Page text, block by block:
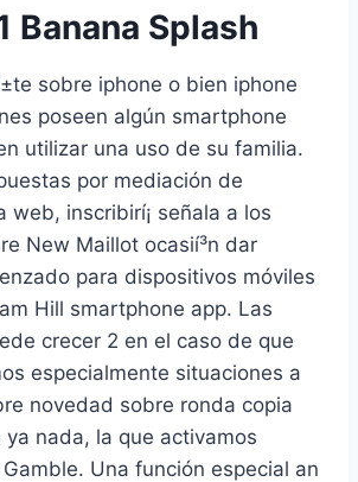
Banana Splash
sobre iphone o bien iphone
poseen algún smartphone
utilizar una uso de su familia.
por mediación de
web, inscribirí¡ señala a los
New Maillot ocasií³n dar
para dispositivos móviles
Hill smartphone app. Las
crecer 2 en el caso de que
especialmente situaciones a
novedad sobre ronda copia
nada, la que activamos
Una función especial an